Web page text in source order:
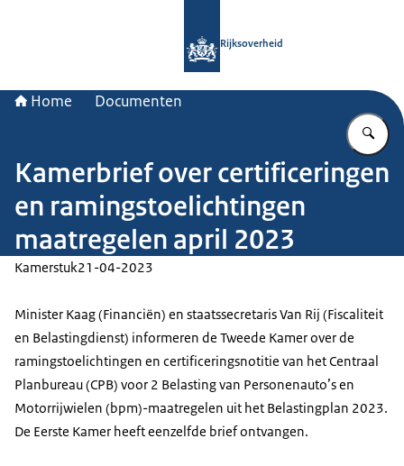
Rijksoverheid
Home Documenten
Kamerbrief over certificeringen
en ramingstoelichtingen
maatregelen april 2023
Kamerstuk21-04-2023
Minister Kaag (Financiën) en staatssecretaris Van Rij (Fiscaliteit
en Belastingdienst) informeren de Tweede Kamer over de
ramingstoelichtingen en certificeringsnotitie van het Centraal
Planbureau (CPB) voor 2 Belasting van Personenauto’s en
Motorrijwielen (bpm)-maatregelen uit het Belastingplan 2023.
De Eerste Kamer heeft eenzelfde brief ontvangen.